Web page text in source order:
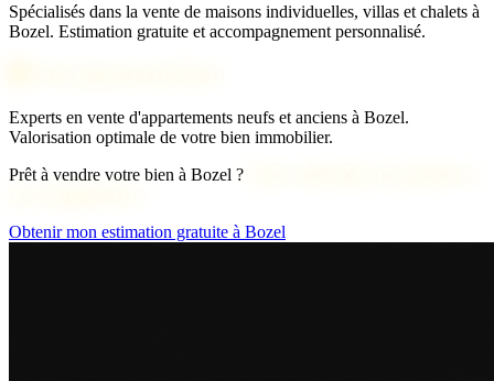
Spécialisés dans la vente de maisons individuelles, villas et chalets à
Bozel. Estimation gratuite et accompagnement personnalisé.
Experts en vente d'appartements neufs et anciens à Bozel.
Valorisation optimale de votre bien immobilier.
Prêt à vendre votre bien à Bozel ?
Obtenir mon estimation gratuite à Bozel